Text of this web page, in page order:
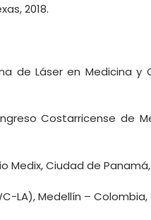
2018.
de Láser en Medicina y
Costarricense de
Medix, Ciudad de Panamá,
LA), Medellín – Colombia,